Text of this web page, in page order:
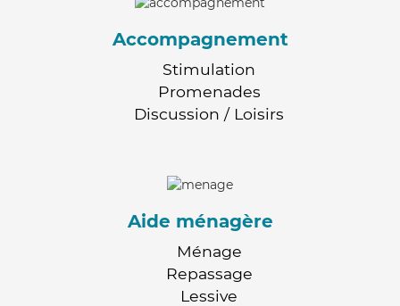
Accompagnement
Stimulation
Promenades
Discussion / Loisirs
Aide ménagère
Ménage
Repassage
Lessive